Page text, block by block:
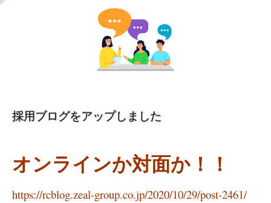
採用ブログをアップしました
オンラインか対面か！！
https://rcblog.zeal-group.co.jp/2020/10/29/post-2461/